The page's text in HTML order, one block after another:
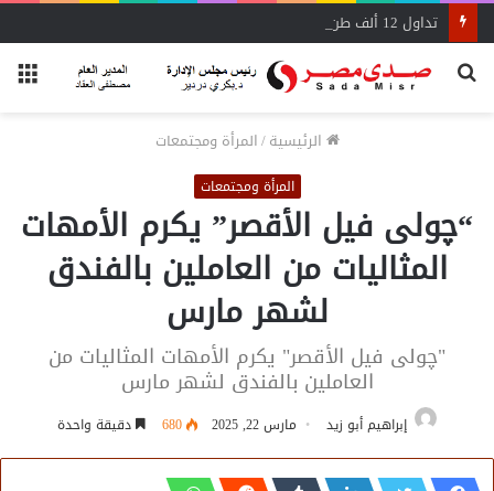
بحث
الرئيسية/المرأة ومجتمعات
المرأة ومجتمعات
“چولى فيل الأقصر” يكرم الأمهات
المثاليات من العاملين بالفندق
لشهر مارس
"چولى فيل الأقصر" يكرم الأمهات المثاليات من
العاملين بالفندق لشهر مارس
إبراهيم أبو زيد مارس 22, 2025 680 دقيقة واحدة